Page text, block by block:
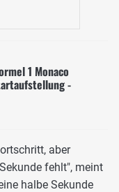
1 Monaco
-
aber
fehlt", meint
halbe Sekunde